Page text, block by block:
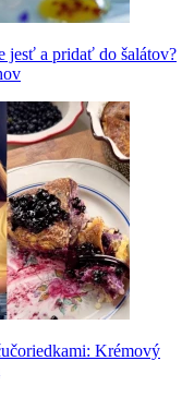
jesť a pridať do šalátov?
Krémový